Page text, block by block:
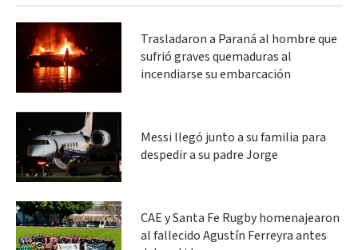
Trasladaron a Paraná al hombre que
sufrió graves quemaduras al
incendiarse su embarcación
Messi llegó junto a su familia para
despedir a su padre Jorge
CAE y Santa Fe Rugby homenajearon
al fallecido Agustín Ferreyra antes